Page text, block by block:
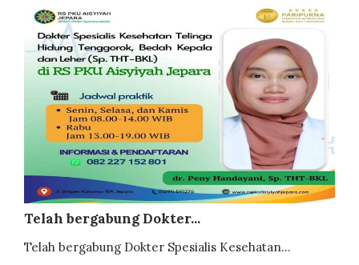
Telah bergabung Dokter...
Telah bergabung Dokter Spesialis Kesehatan...